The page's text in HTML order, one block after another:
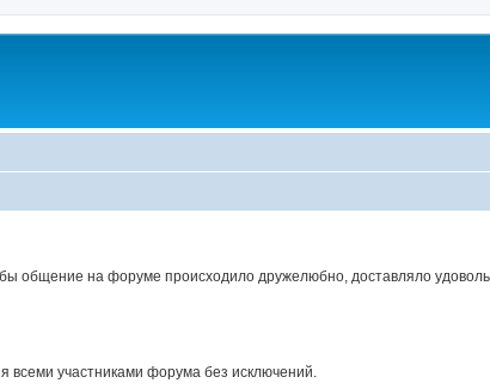
общение на форуме происходило дружелюбно, доставляло
участниками форума без исключений.